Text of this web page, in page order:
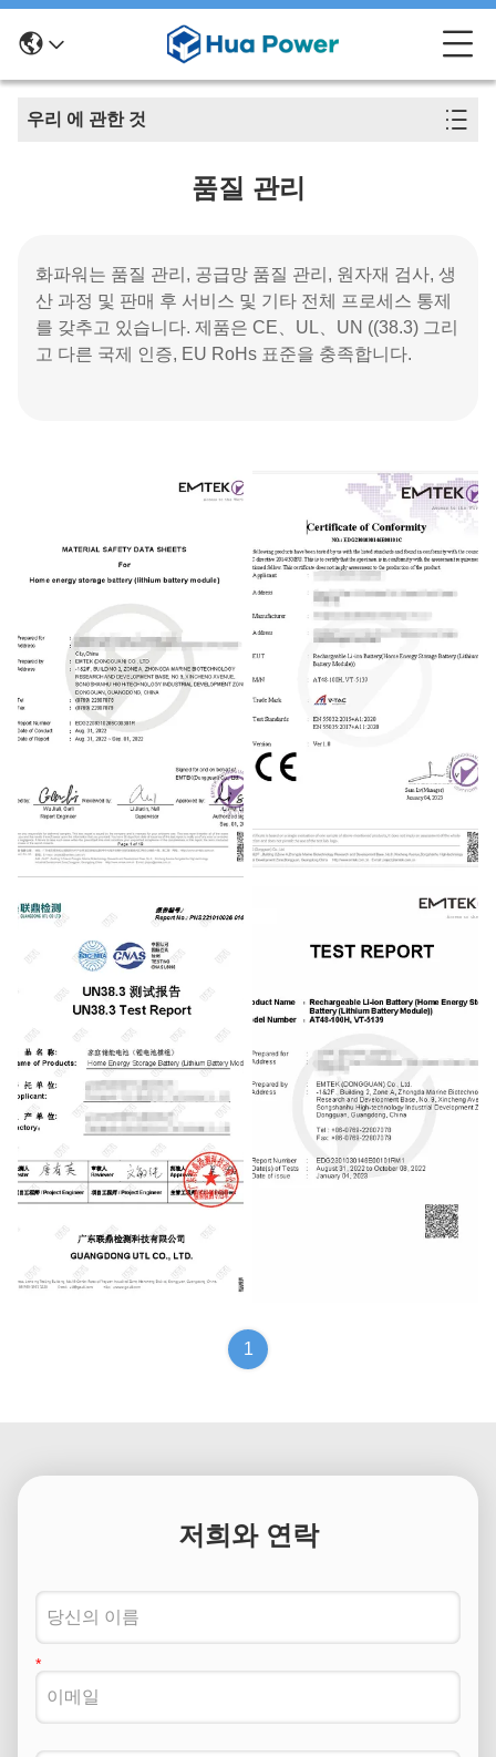
우리 에 관한 것
품질 관리
화파워는 품질 관리, 공급망 품질 관리, 원자재 검사, 생
산 과정 및 판매 후 서비스 및 기타 전체 프로세스 통제
를 갖추고 있습니다. 제품은 CE、UL、UN ((38.3) 그리
고 다른 국제 인증, EU RoHs 표준을 충족합니다.
1
저희와 연락